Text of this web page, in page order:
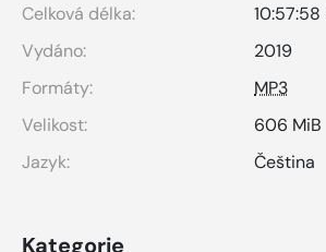
Celková délka:
10:57:58
Vydáno:
2019
Formáty:
MP3
Velikost:
606 MiB
Jazyk:
Čeština
Kategorie